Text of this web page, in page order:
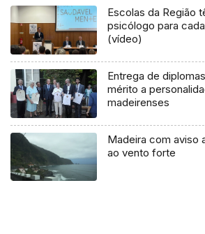
Escolas da Região
psicólogo para cada
(vídeo)
Entrega de
mérito a
madeirenses
Madeira com aviso
ao vento forte